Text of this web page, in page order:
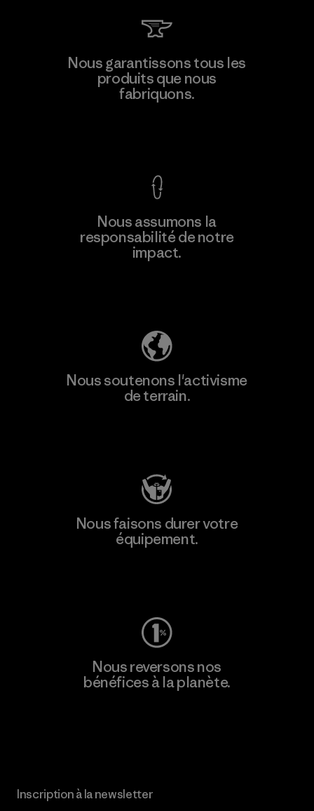
Nous garantissons tous les
produits que nous
fabriquons.
Nous assumons la
responsabilité de notre
impact.
Nous soutenons l'activisme
de terrain.
Nous faisons durer votre
équipement.
Nous reversons nos
bénéfices à la planète.
Inscription à la newsletter